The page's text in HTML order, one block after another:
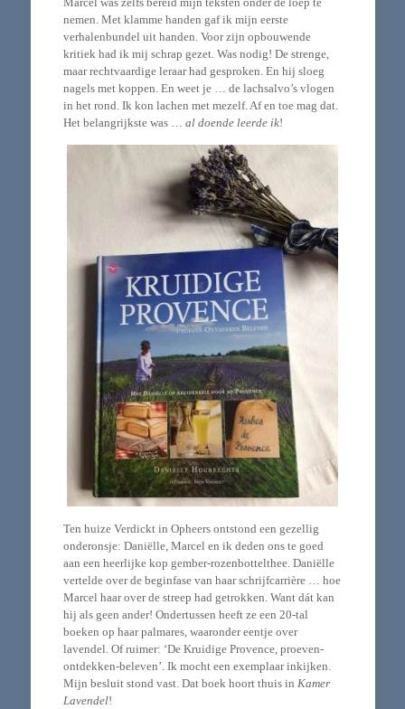
nemen. Met klamme handen gaf ik mijn eerste
verhalenbundel uit handen. Voor zijn opbouwende
kritiek had ik mij schrap gezet. Was nodig! De strenge,
maar rechtvaardige leraar had gesproken. En hij sloeg
nagels met koppen. En weet je … de lachsalvo’s vlogen
in het rond. Ik kon lachen met mezelf. Af en toe mag dat.
Het belangrijkste was … al doende leerde ik!
Ten huize Verdickt in Opheers ontstond een gezellig
onderonsje: Daniëlle, Marcel en ik deden ons te goed
aan een heerlijke kop gember-rozenbottelthee. Daniëlle
vertelde over de beginfase van haar schrijfcarrière … hoe
Marcel haar over de streep had getrokken. Want dát kan
hij als geen ander! Ondertussen heeft ze een 20-tal
boeken op haar palmares, waaronder eentje over
lavendel. Of ruimer: ‘De Kruidige Provence, proeven-
ontdekken-beleven’. Ik mocht een exemplaar inkijken.
Mijn besluit stond vast. Dat boek hoort thuis in Kamer
Lavendel!